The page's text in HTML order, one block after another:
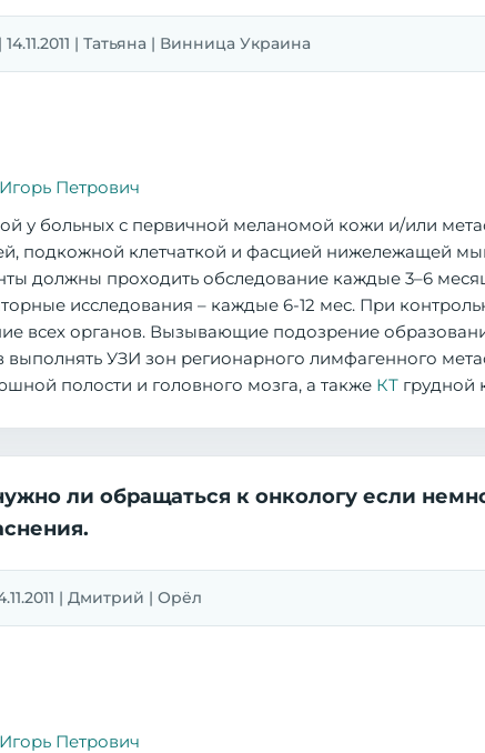
| Татьяна | Винница Украина
Петрович
у больных с первичной меланомой кожи и/или
подкожной клетчаткой и фасцией нижележащей
должны проходить обследование каждые 3–6
исследования – каждые 6-12 мес. При
всех органов. Вызывающие подозрение
УЗИ зон регионарного лимфагенного
полости и головного мозга, а также КТ грудной
ли обращаться к онкологу если
| Дмитрий | Орёл
Петрович